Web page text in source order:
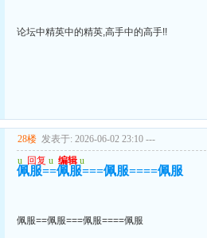
论坛中精英中的精英,高手中的高手!!
28楼 发表于: 2026-06-02 23:10 ---
u 回复 u 编辑 u
佩服==佩服===佩服====佩服
佩服==佩服===佩服====佩服